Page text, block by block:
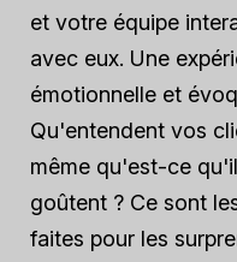
et votre équipe
avec eux. Une
émotionnelle et
Qu'entendent vos
même qu'est-ce
goûtent ? Ce sont
faites pour les